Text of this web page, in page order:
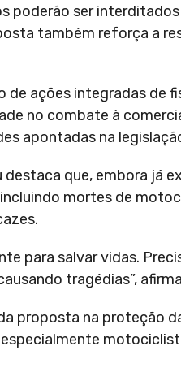
poderão ser
também reforça a
ações integradas de
no combate à
apontadas na
que, embora já
mortes de
para salvar vidas.
tragédias”,
proposta na proteção